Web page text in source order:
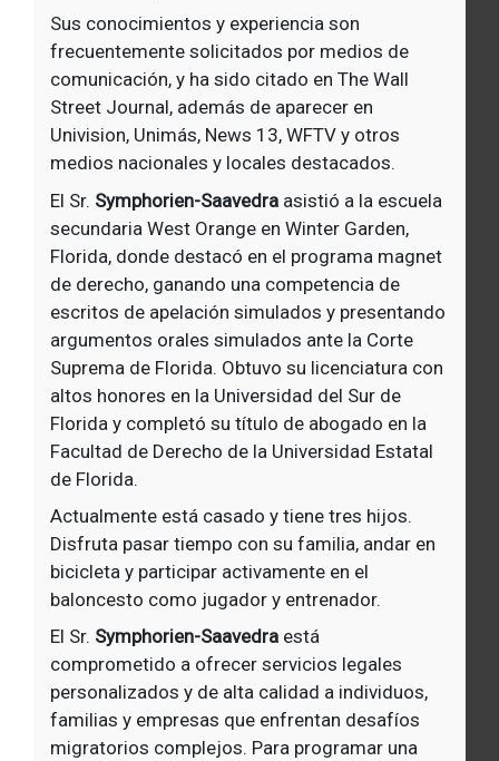
Sus conocimientos y experiencia son
frecuentemente solicitados por medios de
comunicación, y ha sido citado en The Wall
Street Journal, además de aparecer en
Univision, Unimás, News 13, WFTV y otros
medios nacionales y locales destacados.
El Sr. Symphorien-Saavedra asistió a la escuela
secundaria West Orange en Winter Garden,
Florida, donde destacó en el programa magnet
de derecho, ganando una competencia de
escritos de apelación simulados y presentando
argumentos orales simulados ante la Corte
Suprema de Florida. Obtuvo su licenciatura con
altos honores en la Universidad del Sur de
Florida y completó su título de abogado en la
Facultad de Derecho de la Universidad Estatal
de Florida.
Actualmente está casado y tiene tres hijos.
Disfruta pasar tiempo con su familia, andar en
bicicleta y participar activamente en el
baloncesto como jugador y entrenador.
El Sr. Symphorien-Saavedra está
comprometido a ofrecer servicios legales
personalizados y de alta calidad a individuos,
familias y empresas que enfrentan desafíos
migratorios complejos. Para programar una